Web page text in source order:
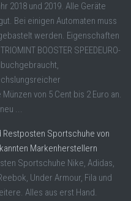
2018 und 2019. Alle Geräte
Bei einigen Automaten muss
werden. Eigenschaften
BOOSTER SPEEDEURO-
von 5 Cent bis 2 Euro an.
...
Restposten Sportschuhe von
Markenherstellern
Sportschuhe Nike, Adidas,
Under Armour, Fila und
Alles aus erst Hand.